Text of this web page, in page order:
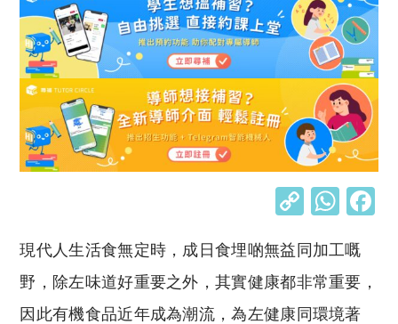
C
p
y
Li
W
at
s
A
現代人生活食無定時，成日食埋啲無益同加工嘅
野，除左味道好重要之外，其實健康都非常重要，
因此有機食品近年成為潮流，為左健康同環境著